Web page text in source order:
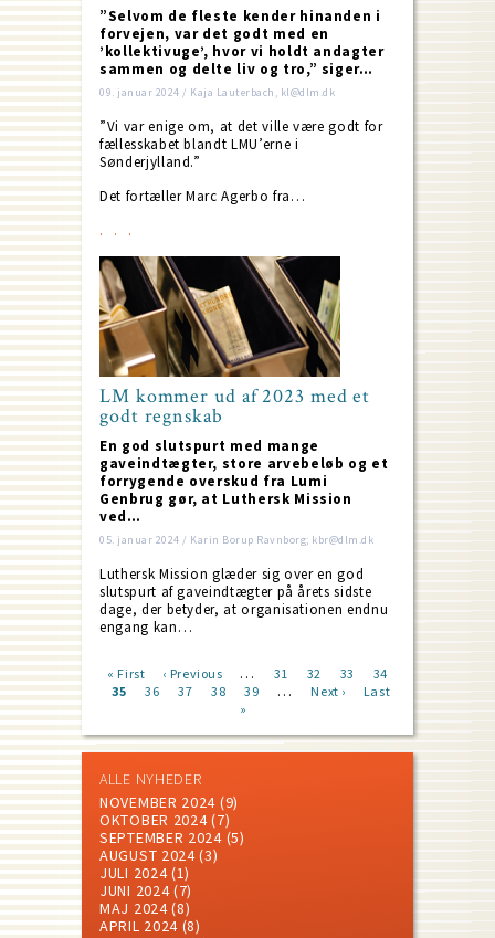
”Selvom de fleste kender hinanden i
forvejen, var det godt med en
’kollektivuge’, hvor vi holdt andagter
sammen og delte liv og tro,” siger…
09. januar 2024 / Kaja Lauterbach, kl@dlm.dk
”Vi var enige om, at det ville være godt for
fællesskabet blandt LMU’erne i
Sønderjylland.”
Det fortæller Marc Agerbo fra…
LM kommer ud af 2023 med et
godt regnskab
En god slutspurt med mange
gaveindtægter, store arvebeløb og et
forrygende overskud fra Lumi
Genbrug gør, at Luthersk Mission
ved…
05. januar 2024 / Karin Borup Ravnborg; kbr@dlm.dk
Luthersk Mission glæder sig over en god
slutspurt af gaveindtægter på årets sidste
dage, der betyder, at organisationen endnu
engang kan…
Pagination
First
page
« First
Previous
page
‹ Previous … Page
31 Page
32 Page
33 Page
34
Current
35 Page
36 Page
37 Page
38 Page
39 …
Next
Next ›
Last
Last
»
ALLE NYHEDER
NOVEMBER 2024 (9)
OKTOBER 2024(7)
SEPTEMBER 2024(5)
AUGUST 2024(3)
JULI 2024(1)
JUNI 2024(7)
MAJ 2024(8)
APRIL 2024 (8)